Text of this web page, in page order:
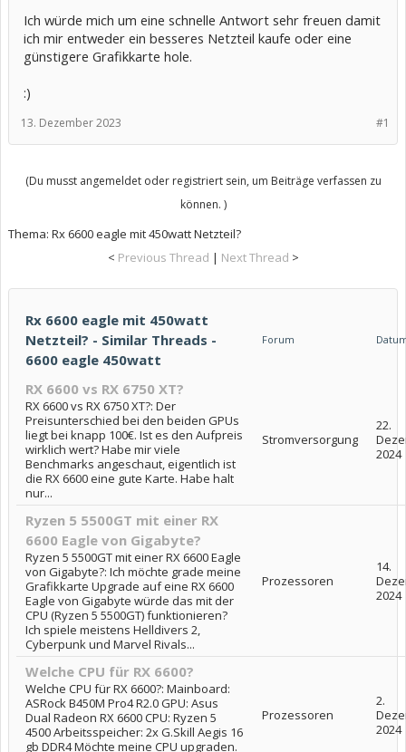
Ich würde mich um eine schnelle Antwort sehr freuen damit
ich mir entweder ein besseres Netzteil kaufe oder eine
günstigere Grafikkarte hole.
:)
#1
13. Dezember 2023
(Du musst angemeldet oder registriert sein, um Beiträge verfassen zu
können. )
Thema: Rx 6600 eagle mit 450watt Netzteil?
< Previous Thread | Next Thread >
Rx 6600 eagle mit 450watt
Netzteil? - Similar Threads -
6600 eagle 450watt
Forum
RX 6600 vs RX 6750 XT?
RX 6600 vs RX 6750 XT?: Der
Preisunterschied bei den beiden GPUs
liegt bei knapp 100€. Ist es den Aufpreis
wirklich wert? Habe mir viele
Benchmarks angeschaut, eigentlich ist
die RX 6600 eine gute Karte. Habe halt
nur...
Stromversorgung
22.
2024
Ryzen 5 5500GT mit einer RX
6600 Eagle von Gigabyte?
Ryzen 5 5500GT mit einer RX 6600 Eagle
von Gigabyte?: Ich möchte grade meine
Grafikkarte Upgrade auf eine RX 6600
Eagle von Gigabyte würde das mit der
CPU (Ryzen 5 5500GT) funktionieren?
Ich spiele meistens Helldivers 2,
Cyberpunk und Marvel Rivals...
Prozessoren
14.
2024
Welche CPU für RX 6600?
Welche CPU für RX 6600?: Mainboard:
ASRock B450M Pro4 R2.0 GPU: Asus
Dual Radeon RX 6600 CPU: Ryzen 5
4500 Arbeitsspeicher: 2x G.Skill Aegis 16
gb DDR4 Möchte meine CPU upgraden.
Prozessoren
2.
2024